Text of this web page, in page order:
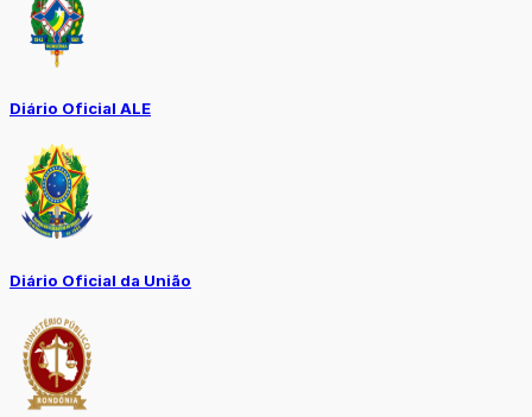
Diário Oficial ALE
Diário Oficial da União